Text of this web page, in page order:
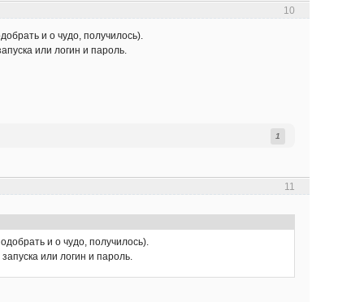
10
и о чудо, получилось).
или логин и пароль.
1
11
и о чудо, получилось).
или логин и пароль.